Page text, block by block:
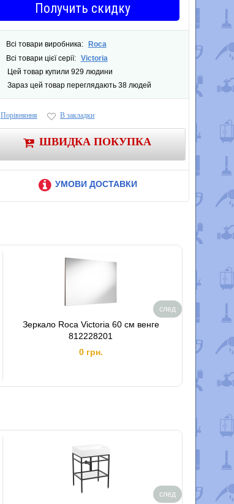
Получить скидку
Всі товари виробника:
Roca
Всі товари цієї серії: Victoria
Цей товар купили 929 людини
Зараз цей товар переглядають 38 людей
Порівняння В закладки
ШВИДКА ПОКУПКА
УМОВИ ДОСТАВКИ
Зеркало Roca Victoria 60 см венге
812228201
0 грн.
след
след